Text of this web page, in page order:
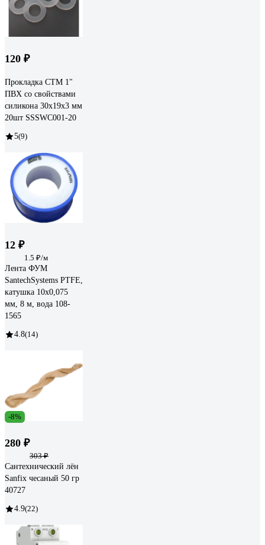
120 ₽
Прокладка СТМ 1"
ПВХ со свойствами
силикона 30x19x3 мм
20шт SSSWC001-20
5(9)
12 ₽
1.5 ₽/м
Лента ФУМ
SantechSystems PTFE,
катушка 10х0,075
мм, 8 м, вода 108-
1565
4.8(14)
-8%
280 ₽
303 ₽
Сантехнический лён
Sanfix чесаный 50 гр
40727
4.9(22)